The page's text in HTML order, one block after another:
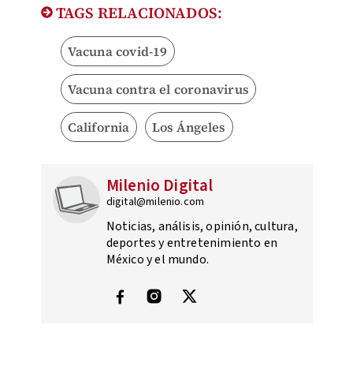
TAGS RELACIONADOS:
Vacuna covid-19
Vacuna contra el coronavirus
California Los Ángeles
Milenio Digital
digital@milenio.com
Noticias, análisis, opinión, cultura,
deportes y entretenimiento en
México y el mundo.